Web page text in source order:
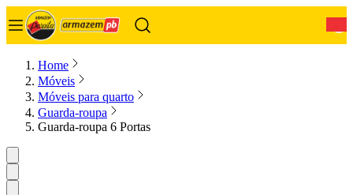
Home
Móveis
Móveis para quarto
Guarda-roupa
Guarda-roupa 6 Portas